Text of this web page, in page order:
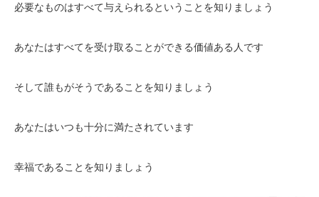
必要なものはすべて与えられるということを知りましょう
あなたはすべてを受け取ることができる価値ある人です
そして誰もがそうであることを知りましょう
あなたはいつも十分に満たされています
幸福であることを知りましょう